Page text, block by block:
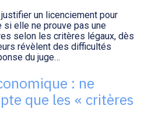
: MEG
bord :
un licenciement pour
elle ne prouve pas une
selon les critères légaux, dès
révèlent des difficultés
du juge…
: ne
que les « critères